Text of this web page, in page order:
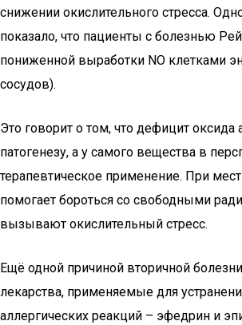
снижении окислительного стресса.
показало, что пациенты с болезнью
пониженной выработки NO клетками
сосудов).
Это говорит о том, что дефицит оксида
патогенезу, а у самого вещества в
терапевтическое применение. При
помогает бороться со свободными
вызывают окислительный стресс.
Ещё одной причиной вторичной
лекарства, применяемые для
аллергических реакций – эфедрин и